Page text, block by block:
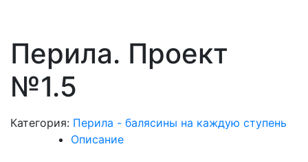
Перила. Проект
№1.5
Категория: Перила - балясины на каждую ступень
Описание